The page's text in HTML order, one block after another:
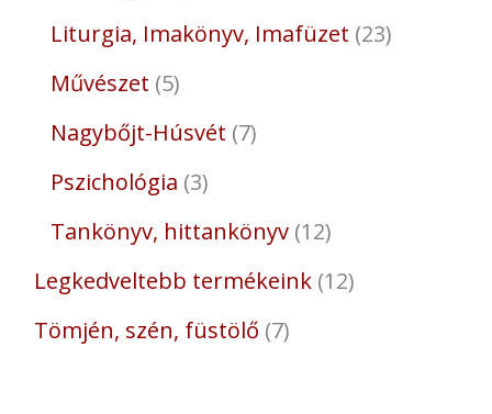
Liturgia, Imakönyv, Imafüzet 23
Művészet 5
Nagybőjt-Húsvét 7
Pszichológia 3
Tankönyv, hittankönyv 12
Legkedveltebb termékeink 12
Tömjén, szén, füstölő 7